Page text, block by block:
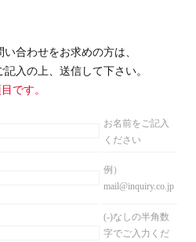
合わせをお求めの方は、
入の上、送信して下さい。
です。
お名前をご記入
ください
例）
mail@inquiry.co.jp
(-)なしの半角数
字でご入力くだ